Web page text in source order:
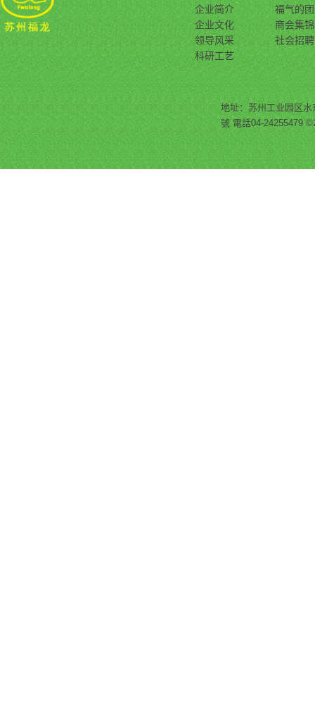
企业简介
企业文化
领导风采
科研工艺
福气的
商会集锦
社会招聘
地址：苏州工业园区
號 電話04-24255479